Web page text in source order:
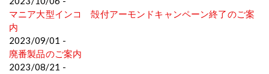
マニア大型インコ 殻付アーモンドキャンペーン終了のご案
内
2023/09/01 -
廃番製品のご案内
2023/08/21 -